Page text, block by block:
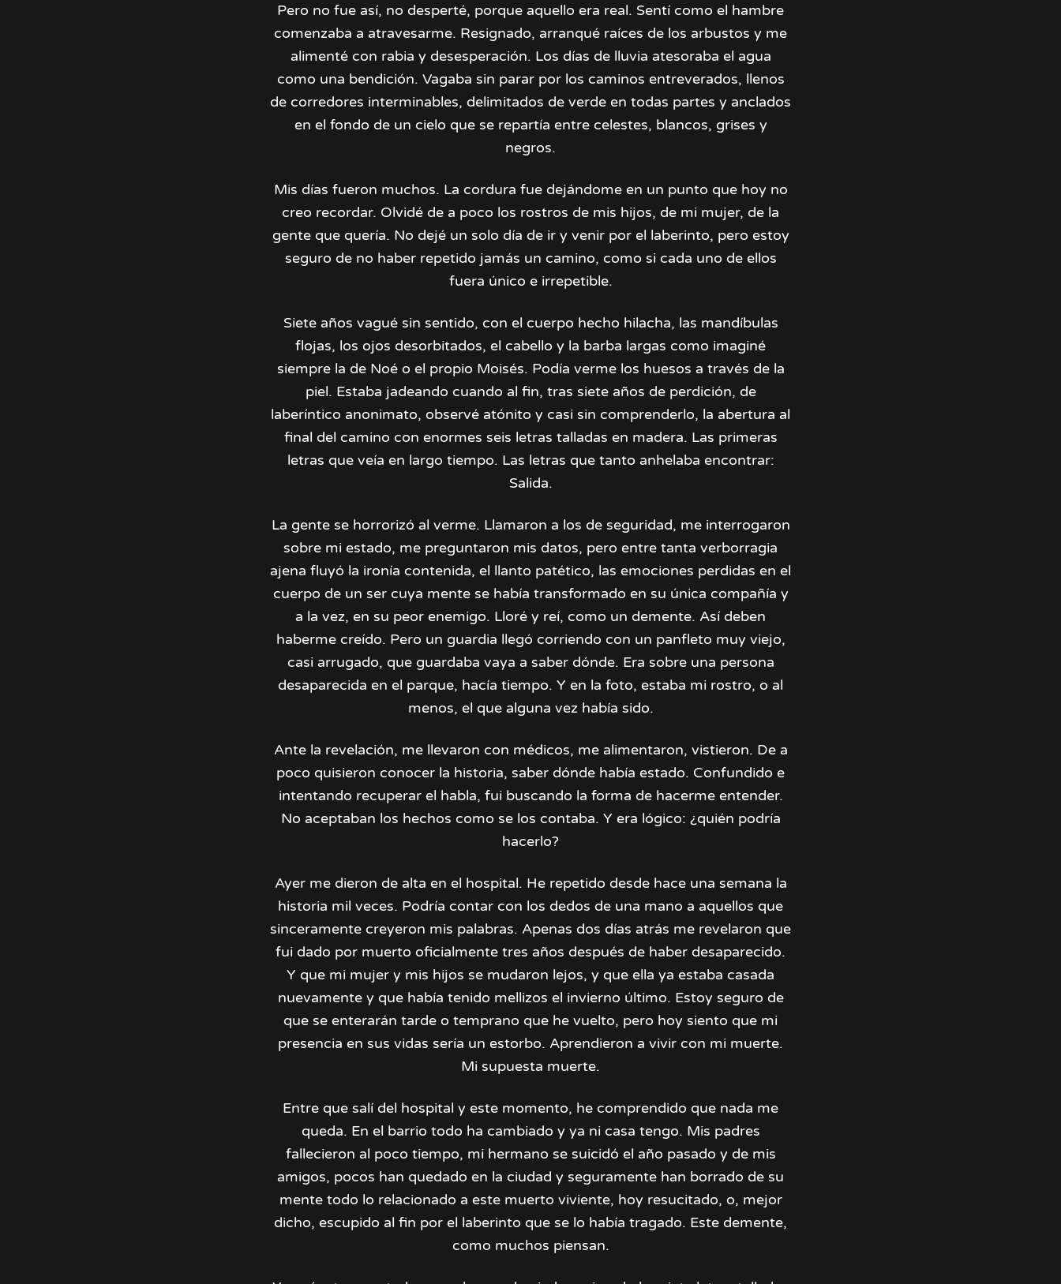
Pero no fue así, no desperté, porque aquello era real. Sentí como el hambre
comenzaba a atravesarme. Resignado, arranqué raíces de los arbustos y me
alimenté con rabia y desesperación. Los días de lluvia atesoraba el agua
como una bendición. Vagaba sin parar por los caminos entreverados, llenos
de corredores interminables, delimitados de verde en todas partes y anclados
en el fondo de un cielo que se repartía entre celestes, blancos, grises y
negros.
Mis días fueron muchos. La cordura fue dejándome en un punto que hoy no
creo recordar. Olvidé de a poco los rostros de mis hijos, de mi mujer, de la
gente que quería. No dejé un solo día de ir y venir por el laberinto, pero estoy
seguro de no haber repetido jamás un camino, como si cada uno de ellos
fuera único e irrepetible.
Siete años vagué sin sentido, con el cuerpo hecho hilacha, las mandíbulas
flojas, los ojos desorbitados, el cabello y la barba largas como imaginé
siempre la de Noé o el propio Moisés. Podía verme los huesos a través de la
piel. Estaba jadeando cuando al fin, tras siete años de perdición, de
laberíntico anonimato, observé atónito y casi sin comprenderlo, la abertura al
final del camino con enormes seis letras talladas en madera. Las primeras
letras que veía en largo tiempo. Las letras que tanto anhelaba encontrar:
Salida.
La gente se horrorizó al verme. Llamaron a los de seguridad, me interrogaron
sobre mi estado, me preguntaron mis datos, pero entre tanta verborragia
ajena fluyó la ironía contenida, el llanto patético, las emociones perdidas en el
cuerpo de un ser cuya mente se había transformado en su única compañía y
a la vez, en su peor enemigo. Lloré y reí, como un demente. Así deben
haberme creído. Pero un guardia llegó corriendo con un panfleto muy viejo,
casi arrugado, que guardaba vaya a saber dónde. Era sobre una persona
desaparecida en el parque, hacía tiempo. Y en la foto, estaba mi rostro, o al
menos, el que alguna vez había sido.
Ante la revelación, me llevaron con médicos, me alimentaron, vistieron. De a
poco quisieron conocer la historia, saber dónde había estado. Confundido e
intentando recuperar el habla, fui buscando la forma de hacerme entender.
No aceptaban los hechos como se los contaba. Y era lógico: ¿quién podría
hacerlo?
Ayer me dieron de alta en el hospital. He repetido desde hace una semana la
historia mil veces. Podría contar con los dedos de una mano a aquellos que
sinceramente creyeron mis palabras. Apenas dos días atrás me revelaron que
fui dado por muerto oficialmente tres años después de haber desaparecido.
Y que mi mujer y mis hijos se mudaron lejos, y que ella ya estaba casada
nuevamente y que había tenido mellizos el invierno último. Estoy seguro de
que se enterarán tarde o temprano que he vuelto, pero hoy siento que mi
presencia en sus vidas sería un estorbo. Aprendieron a vivir con mi muerte.
Mi supuesta muerte.
Entre que salí del hospital y este momento, he comprendido que nada me
queda. En el barrio todo ha cambiado y ya ni casa tengo. Mis padres
fallecieron al poco tiempo, mi hermano se suicidó el año pasado y de mis
amigos, pocos han quedado en la ciudad y seguramente han borrado de su
mente todo lo relacionado a este muerto viviente, hoy resucitado, o, mejor
dicho, escupido al fin por el laberinto que se lo había tragado. Este demente,
como muchos piensan.